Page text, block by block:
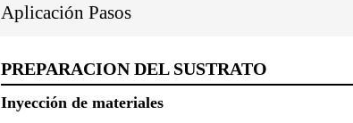
Aplicación Pasos
PREPARACION DEL SUSTRATO
Inyección de materiales